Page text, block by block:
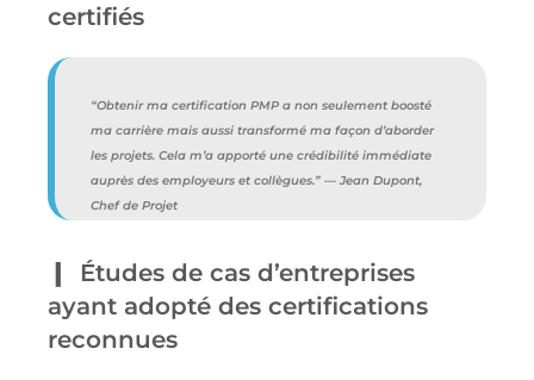
certifiés
“Obtenir ma certification PMP a non seulement boosté
ma carrière mais aussi transformé ma façon d’aborder
les projets. Cela m’a apporté une crédibilité immédiate
auprès des employeurs et collègues.” — Jean Dupont,
Chef de Projet
Études de cas d’entreprises
ayant adopté des certifications
reconnues